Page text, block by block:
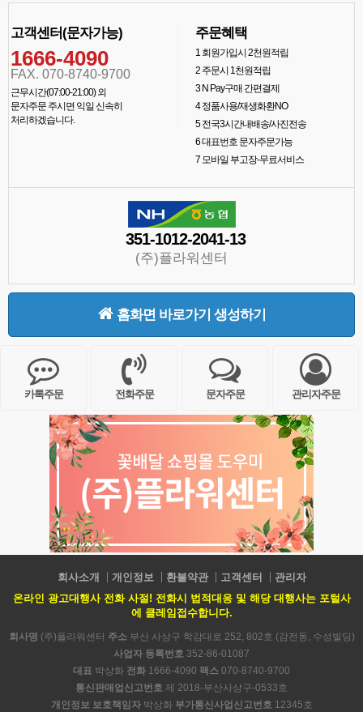
고객센터(문자가능)
1666-4090
FAX. 070-8740-9700
근무시간(07:00-21:00) 외
문자주문 주시면 익일 신속히
처리하겠습니다.
주문혜택
1회원가입시 2천원적립
2주문시 1천원적립
3N Pay구매 간편결제
4정품사용/재생화환NO
5전국3시간내배송/사진전송
6대표번호 문자주문가능
7모바일 부고장-무료서비스
351-1012-2041-13
(주)플라워센터
홈화면 바로가기 생성하기
카톡주문 전화주문 문자주문 관리자주문
회사소개 개인정보 환불약관 고객센터
관리자
온라인 광고대행사 전화 사절! 전화시 법적대응 및 해당 대행사는 포털사
에 클레임접수합니다.
회사명 (주)플라워센터 주소부산 사상구 학감대로 252, 802호 (감전동, 수성빌딩)
사업자 등록번호 352-86-01087
대표 박상화 전화 1666-4090 팩스 070-8740-9700
통신판매업신고번호 제 2018-부산사상구-0533호
개인정보 보호책임자박상화 부가통신사업신고번호12345호